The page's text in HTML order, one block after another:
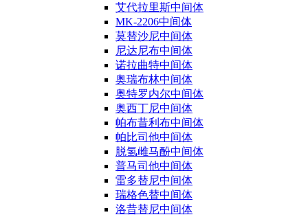
艾代拉里斯中间体
MK-2206中间体
莫替沙尼中间体
尼达尼布中间体
诺拉曲特中间体
奥瑞布林中间体
奥特罗内尔中间体
奥西丁尼中间体
帕布昔利布中间体
帕比司他中间体
脱氢雌马酚中间体
普马司他中间体
雷多替尼中间体
瑞格色替中间体
洛昔替尼中间体